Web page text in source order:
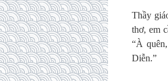
Thầy
thơ, em
“À
Diễn.”